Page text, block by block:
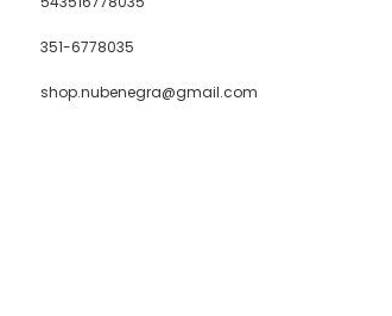
351-6778035
shop.nubenegra@gmail.com